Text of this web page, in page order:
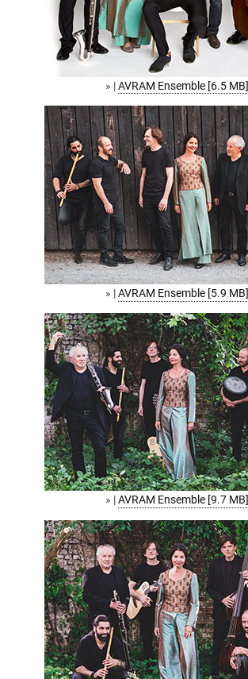
» |AVRAM Ensemble [6.5 MB]
» |AVRAM Ensemble [5.9 MB]
» |AVRAM Ensemble [9.7 MB]